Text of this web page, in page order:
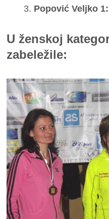
Popović Veljko
U ženskoj
zabeležile: